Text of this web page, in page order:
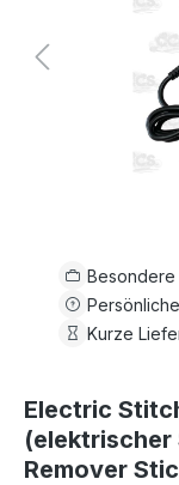
Kurze
Electric
Remover